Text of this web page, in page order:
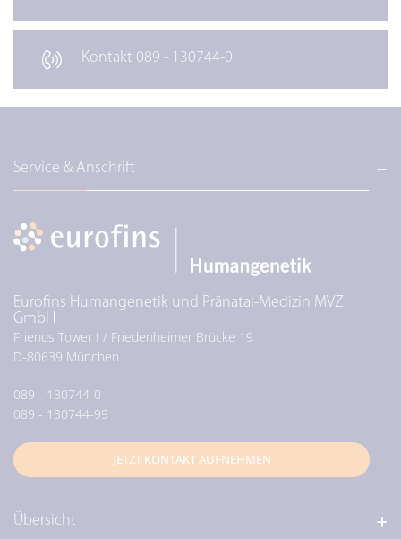
Kontakt 089 - 130744-0
Service & Anschrift
Eurofins Humangenetik und Pränatal-Medizin MVZ
GmbH
Friends Tower I / Friedenheimer Brücke 19
D-80639 München
089 - 130744-0
089 - 130744-99
JETZT KONTAKT AUFNEHMEN
Übersicht